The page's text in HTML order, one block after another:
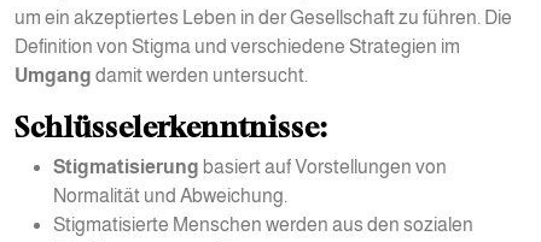
um ein akzeptiertes Leben in der Gesellschaft zu führen. Die
Definition von Stigma und verschiedene Strategien im
Umgang damit werden untersucht.
Schlüsselerkenntnisse:
Stigmatisierung basiert auf Vorstellungen von
Normalität und Abweichung.
Stigmatisierte Menschen werden aus den sozialen